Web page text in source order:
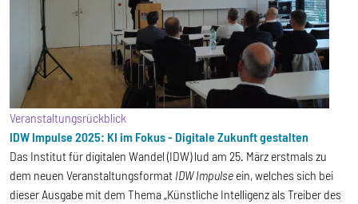
Veranstaltungsrückblick
IDW Impulse 2025: KI im Fokus - Digitale Zukunft gestalten
Das Institut für digitalen Wandel (IDW) lud am 25. März erstmals zu
dem neuen Veranstaltungsformat IDW Impulse ein, welches sich bei
dieser Ausgabe mit dem Thema „Künstliche Intelligenz als Treiber des